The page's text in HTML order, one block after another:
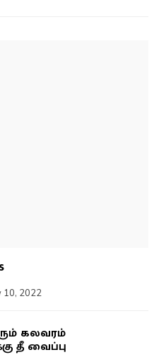
10, 2022
கலவரம்
தீ வைப்பு